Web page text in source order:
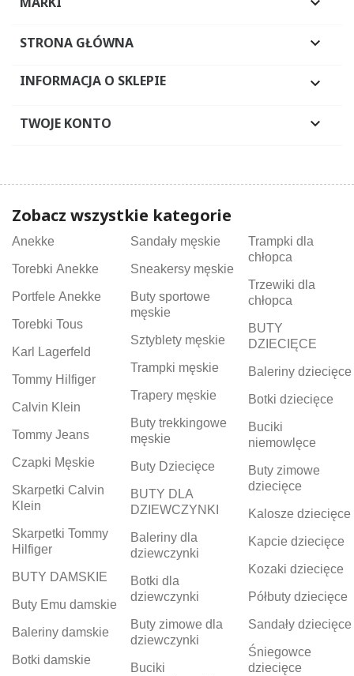
STRONA GŁÓWNA 
INFORMACJA O SKLEPIE 
TWOJE KONTO 
Zobacz wszystkie kategorie
Anekke
Torebki Anekke
Portfele Anekke
Torebki Tous
Karl Lagerfeld
Tommy Hilfiger
Calvin Klein
Tommy Jeans
Czapki Męskie
Skarpetki Calvin
Klein
Skarpetki Tommy
Hilfiger
BUTY DAMSKIE
Buty Emu damskie
Baleriny damskie
Botki damskie
Sandały męskie
Sneakersy męskie
Buty sportowe
męskie
Sztyblety męskie
Trampki męskie
Trapery męskie
Buty trekkingowe
męskie
Buty Dziecięce
BUTY DLA
DZIEWCZYNKI
Baleriny dla
dziewczynki
Botki dla
dziewczynki
Buty zimowe dla
dziewczynki
Buciki
Trampki dla
chłopca
Trzewiki dla
chłopca
BUTY
DZIECIĘCE
Baleriny dziecięce
Botki dziecięce
Buciki
niemowlęce
Buty zimowe
dziecięce
Kalosze dziecięce
Kapcie dziecięce
Kozaki dziecięce
Półbuty dziecięce
Sandały dziecięce
Śniegowce
dziecięce